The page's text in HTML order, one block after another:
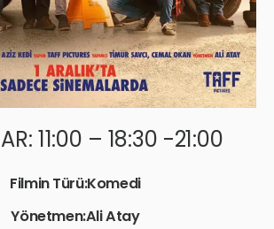
11:00 – 18:30 -21:00
Filmin Türü:Komedi
Yönetmen:Ali Atay